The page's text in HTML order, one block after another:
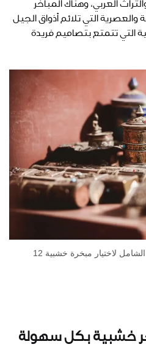
العربي، وهناك المباخر
والعصرية التي تلائم أذواق الجيل
التي تتمتع بتصاميم فريدة
لاختيار مبخرة خشبية 12
خشبية بكل سهولة